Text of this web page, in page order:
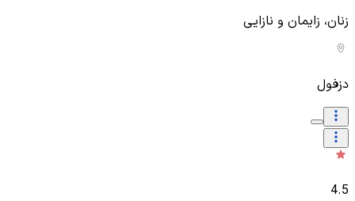
زنان، زایمان و نازایی
دزفول
4.5